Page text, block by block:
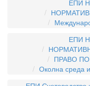
ЕПИ
ЕПИ
ПРАВО
Околна среда